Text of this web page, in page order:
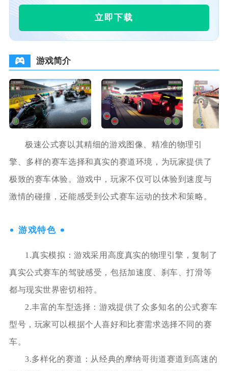
立即下载
游戏简介
极速公式赛以其精细的游戏图像、精准的物理引
擎、多样的赛车选择和真实的赛道环境，为玩家提供了
极致的赛车体验。游戏中，玩家不仅可以体验到速度与
激情的碰撞，还能感受到公式赛车运动的技术和策略。
游戏特色
1.真实模拟：游戏采用高度真实的物理引擎，复制了
真实公式赛车的驾驶感受，包括加速度、刹车、打滑等
都与现实世界密切相符。
2.丰富的车型选择：游戏提供了众多知名的公式赛车
型号，玩家可以根据个人喜好和比赛需求选择不同的赛
车。
3.多样化的赛道：从经典的摩纳哥街道赛道到高速的